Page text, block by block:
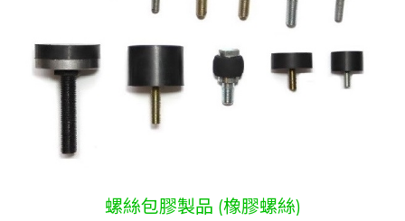
螺絲包膠製品 (橡膠螺絲)